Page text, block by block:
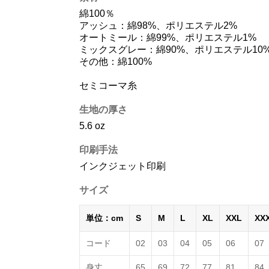
綿100％
アッシュ：綿98%、ポリエステル2%
オートミール：綿99%、ポリエステル1%
ミックスグレー：綿90%、ポリエステル
その他：綿100%
セミコーマ糸
生地の厚さ
5.6 oz
印刷手法
インクジェット印刷
サイズ
単位：cm S M L XL XXL
コード 02 03 04 05 06 07